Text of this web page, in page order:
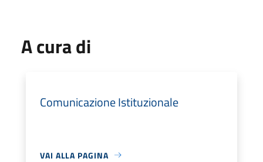
A cura di
Comunicazione Istituzionale
VAI ALLA PAGINA